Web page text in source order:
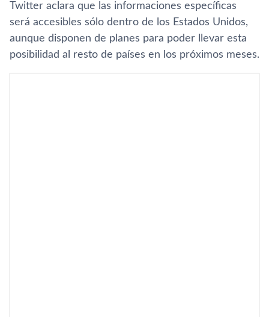
Twitter aclara que las informaciones especí­ficas
será accesibles sólo dentro de los Estados Unidos,
aunque disponen de planes para poder llevar esta
posibilidad al resto de paí­ses en los próximos meses.